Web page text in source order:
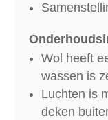
Wol heeft
wassen is
Luchten is
deken